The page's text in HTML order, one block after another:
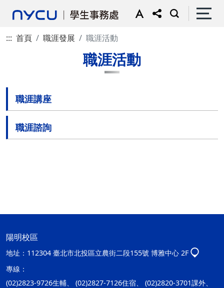
::: 首頁 職涯發展 職涯活動
職涯活動
職涯講座
職涯諮詢
陽明校區
地址： 112304 臺北市北投區立農街二段155號 博雅中心 2F
專線：
(02)2823-9726生輔、 (02)2827-7126住宿、 (02)2820-3701課外、